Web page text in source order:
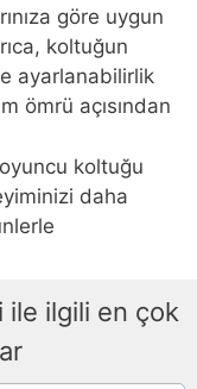
göre uygun
koltuğun
ayarlanabilirlik
ömrü açısından
koltuğu
daha
ile ilgili en çok